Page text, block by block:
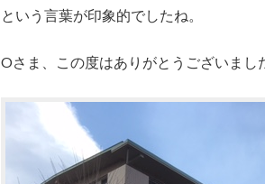
という言葉が印象的でしたね。
Oさま、この度はありがとうございまし